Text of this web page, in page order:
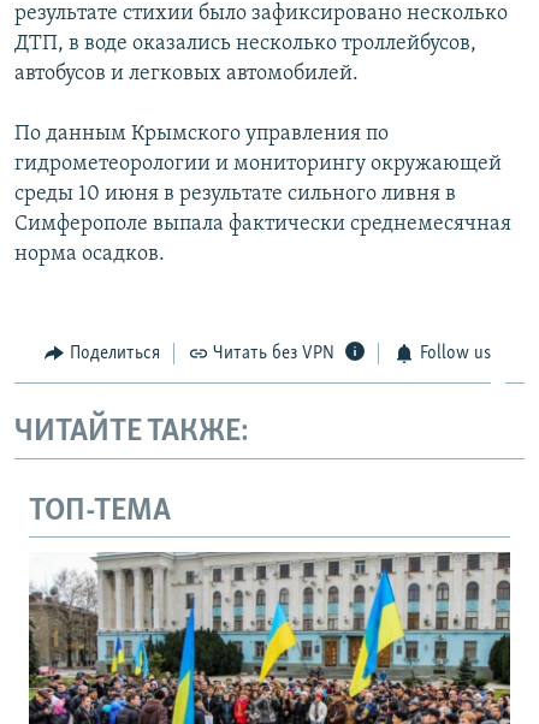
результате стихии было зафиксировано несколько
ДТП, в воде оказались несколько троллейбусов,
автобусов и легковых автомобилей.
По данным Крымского управления по
гидрометеорологии и мониторингу окружающей
среды 10 июня в результате сильного ливня в
Симферополе выпала фактически среднемесячная
норма осадков.
Поделиться Читать без VPN Follow us
ЧИТАЙТЕ ТАКЖЕ:
ТОП-ТЕМА